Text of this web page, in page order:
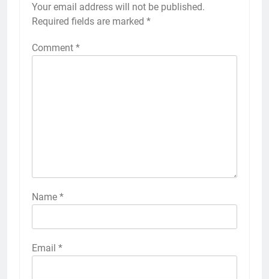
Your email address will not be published.
Required fields are marked *
Comment *
Name *
Email *